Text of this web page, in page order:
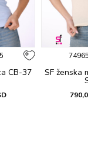
CB-37 SF ženska